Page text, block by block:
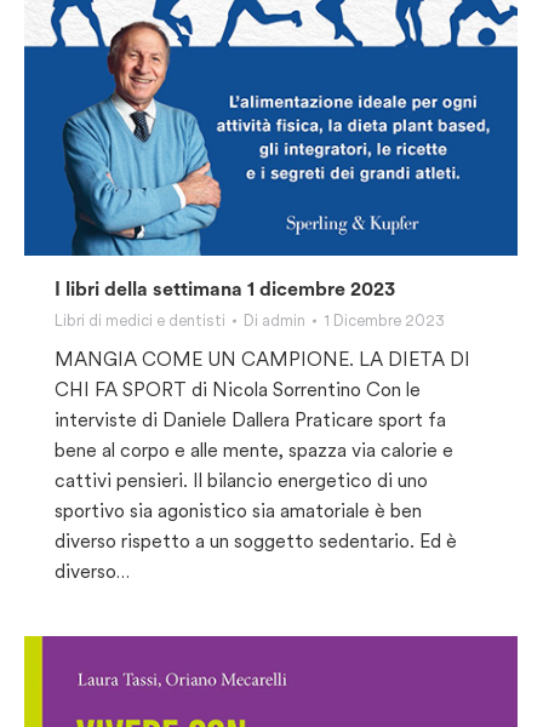
I libri della settimana 1 dicembre 2023
Libri di medici e dentisti Di admin 1 Dicembre 2023
MANGIA COME UN CAMPIONE. LA DIETA DI
CHI FA SPORT di Nicola Sorrentino Con le
interviste di Daniele Dallera Praticare sport fa
bene al corpo e alle mente, spazza via calorie e
cattivi pensieri. Il bilancio energetico di uno
sportivo sia agonistico sia amatoriale è ben
diverso rispetto a un soggetto sedentario. Ed è
diverso…